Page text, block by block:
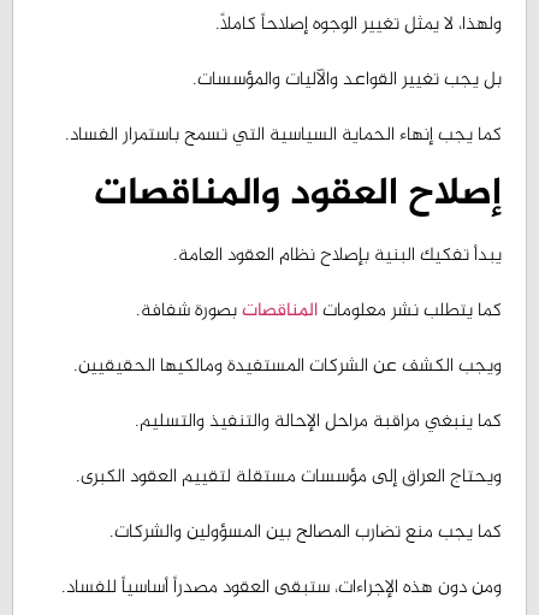
بل يجب تغيير القواعد والآليات والمؤسسات.
كما يجب إنهاء الحماية السياسية التي تسمح باستمرار الفساد.
إصلاح العقود والمناقصات
يبدأ تفكيك البنية بإصلاح نظام العقود العامة.
كما يتطلب نشر معلوماتالمناقصاتبصورة شفافة.
ويجب الكشف عن الشركات المستفيدة ومالكيها الحقيقيين.
كما ينبغي مراقبة مراحل الإحالة والتنفيذ والتسليم.
ويحتاج العراق إلى مؤسسات مستقلة لتقييم العقود الكبرى.
كما يجب منع تضارب المصالح بين المسؤولين والشركات.
ومن دون هذه الإجراءات، ستبقى العقود مصدراً أساسياً للفساد.